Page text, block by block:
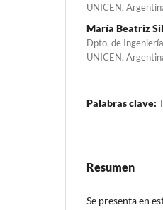
UNICEN,
María Beatriz
Dpto. de
UNICEN,
Palabras clave:
Resumen
Se presenta en